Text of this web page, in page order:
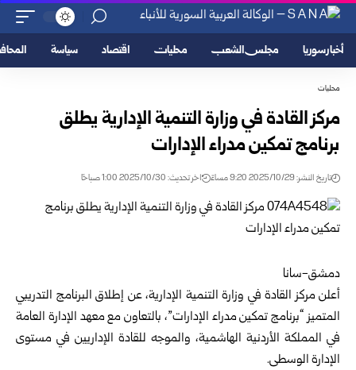
أخبار سوريا مجلس الشعب محليات اقتصاد سياسة
محليات
مركز القادة في وزارة التنمية الإدارية يطلق
برنامج تمكين مدراء الإدارات
تاريخ النشر: 2025/10/29 9:20 مساءً اخر تحديث: 2025/10/30 1:00 صباحًا
دمشق-سانا
أعلن مركز القادة في وزارة التنمية الإدارية، عن إطلاق البرنامج التدريبي
المتميز “برنامج تمكين مدراء الإدارات”، بالتعاون مع معهد الإدارة العامة
في المملكة الأردنية الهاشمية، والموجه للقادة الإداريين في مستوى
الإدارة الوسطى.